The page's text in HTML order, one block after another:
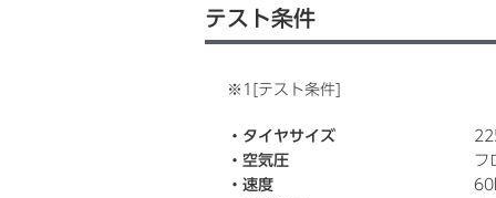
テスト条件
※1[テスト条件]
・タイヤサイズ
・空気圧
フ
・速度